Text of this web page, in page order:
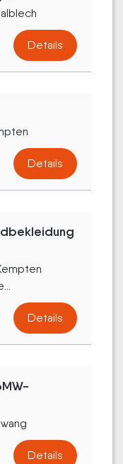
Details
Details
Details
Details